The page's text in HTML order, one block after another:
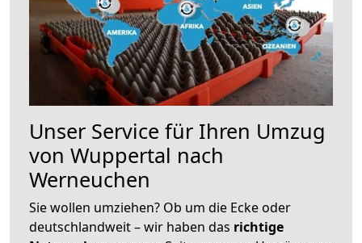
Unser Service für Ihren Umzug
von Wuppertal nach
Werneuchen
Sie wollen umziehen? Ob um die Ecke oder
deutschlandweit – wir haben das richtige